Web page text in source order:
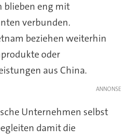
blieben eng mit
verbunden.
beziehen weiterhin
oder
aus China.
Unternehmen selbst
damit die